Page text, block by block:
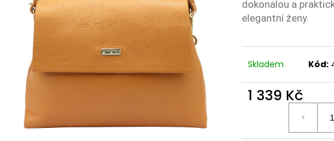
dokonalou a
elegantní ženy.
Skladem Kód:
1 339 Kč